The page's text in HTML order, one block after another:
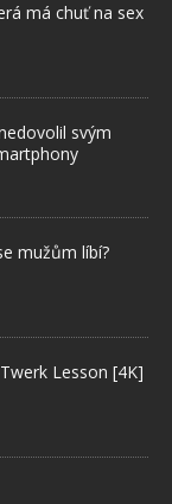
má chuť na sex
svým
mužům líbí?
Lesson [4K]